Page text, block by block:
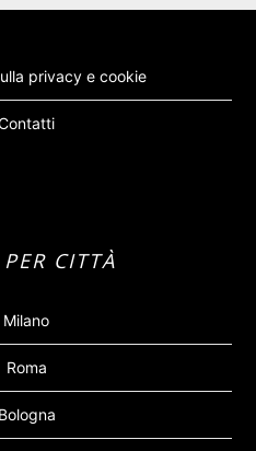
privacy e cookie
CITTÀ
Milano
Roma
Bologna